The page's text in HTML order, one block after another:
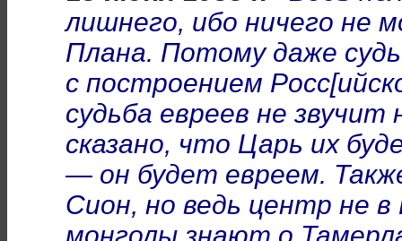
лишнего, ибо ничего не
Плана. Потому даже
с построением
судьба евреев не звучит
сказано, что Царь их
— он будет евреем.
Сион, но ведь центр не в